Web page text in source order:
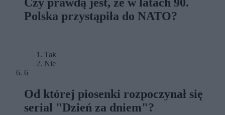
Czy prawdą jest, że w latach 90.
Polska przystąpiła do NATO?
Tak
Nie
6
Od której piosenki rozpoczynał się
serial "Dzień za dniem"?